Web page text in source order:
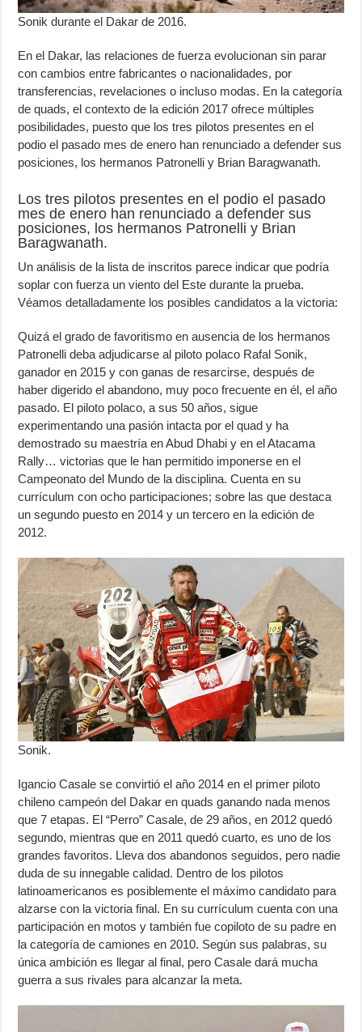
Sonik durante el Dakar de 2016.
En el Dakar, las relaciones de fuerza evolucionan sin parar
con cambios entre fabricantes o nacionalidades, por
transferencias, revelaciones o incluso modas. En la categoría
de quads, el contexto de la edición 2017 ofrece múltiples
posibilidades, puesto que los tres pilotos presentes en el
podio el pasado mes de enero han renunciado a defender sus
posiciones, los hermanos Patronelli y Brian Baragwanath.
Los tres pilotos presentes en el podio el pasado
mes de enero han renunciado a defender sus
posiciones, los hermanos Patronelli y Brian
Baragwanath.
Un análisis de la lista de inscritos parece indicar que podría
soplar con fuerza un viento del Este durante la prueba.
Véamos detalladamente los posibles candidatos a la victoria:
Quizá el grado de favoritismo en ausencia de los hermanos
Patronelli deba adjudicarse al piloto polaco Rafal Sonik,
ganador en 2015 y con ganas de resarcirse, después de
haber digerido el abandono, muy poco frecuente en él, el año
pasado. El piloto polaco, a sus 50 años, sigue
experimentando una pasión intacta por el quad y ha
demostrado su maestría en Abud Dhabi y en el Atacama
Rally… victorias que le han permitido imponerse en el
Campeonato del Mundo de la disciplina. Cuenta en su
currículum con ocho participaciones; sobre las que destaca
un segundo puesto en 2014 y un tercero en la edición de
2012.
Sonik.
Igancio Casale se convirtió el año 2014 en el primer piloto
chileno campeón del Dakar en quads ganando nada menos
que 7 etapas. El “Perro” Casale, de 29 años, en 2012 quedó
segundo, mientras que en 2011 quedó cuarto, es uno de los
grandes favoritos. Lleva dos abandonos seguidos, pero nadie
duda de su innegable calidad. Dentro de los pilotos
latinoamericanos es posiblemente el máximo candidato para
alzarse con la victoria final. En su currículum cuenta con una
participación en motos y también fue copiloto de su padre en
la categoría de camiones en 2010. Según sus palabras, su
única ambición es llegar al final, pero Casale dará mucha
guerra a sus rivales para alcanzar la meta.